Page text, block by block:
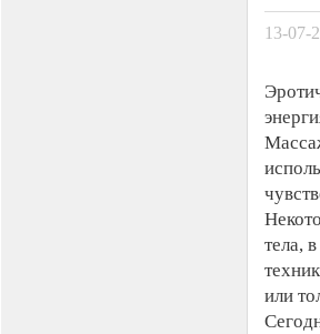
13-07-
тела,
или